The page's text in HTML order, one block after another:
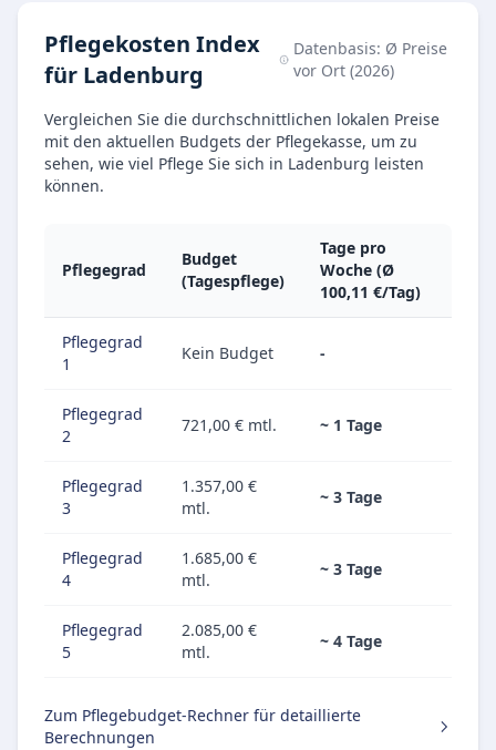
Pflegekosten Index
für Ladenburg
Datenbasis: Ø Preise
vor Ort (2026)
Vergleichen Sie die durchschnittlichen lokalen Preise
mit den aktuellen Budgets der Pflegekasse, um zu
sehen, wie viel Pflege Sie sich in Ladenburg leisten
können.
Pflegegrad
Budget
(Tagespflege)
Tage pro
Woche (Ø
100,11 €/Tag)
Pflegegrad
1
Kein Budget -
Pflegegrad
2
721,00 € mtl. ~ 1 Tage
Pflegegrad
3
1.357,00 €
mtl.
~ 3 Tage
Pflegegrad
4
1.685,00 €
mtl.
~ 3 Tage
Pflegegrad
5
2.085,00 €
mtl.
~ 4 Tage
Zum Pflegebudget-Rechner für detaillierte
Berechnungen